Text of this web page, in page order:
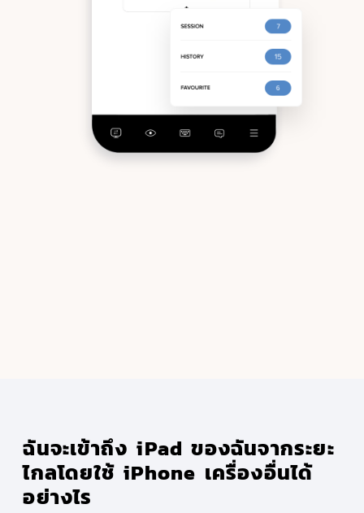
ฉันจะเข้าถึง iPad ของฉันจากระยะ
ไกลโดยใช้ iPhone เครื่องอื่นได้
อย่างไร